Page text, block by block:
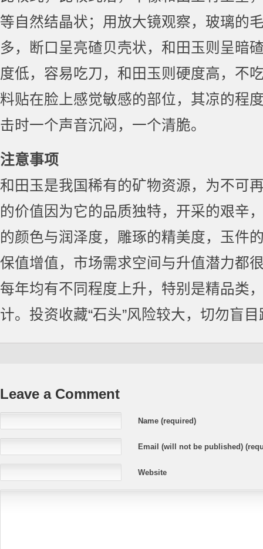
等自然结晶状；用放大镜观察，玻璃的
多，断口呈亮碴贝壳状，和田玉则呈暗
度低，容易吃刀，和田玉则硬度高，不
料贴在脸上感觉敏感的部位，其凉的程
击时一个声音沉闷，一个清脆。
注意事项
和田玉是我国稀有的矿物资源，为不可
的价值因为它的品质独特，开采的艰辛
的颜色与润泽度，雕琢的精美度，玉件
保值增值，市场需求空间与升值潜力都
每年均有不同程度上升，特别是精品类
计。投资收藏“石头”风险较大，切勿盲
Leave a Comment
Name (required)
Email (will not be published)
Website